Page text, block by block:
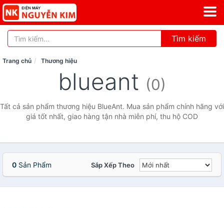
Tìm kiếm
Trang chủ Thương hiệu
blueant (0)
Tất cả sản phẩm thương hiệu BlueAnt. Mua sản phẩm chính hãng với
giá tốt nhất, giao hàng tận nhà miễn phí, thu hộ COD
0 Sản Phẩm Sắp Xếp Theo